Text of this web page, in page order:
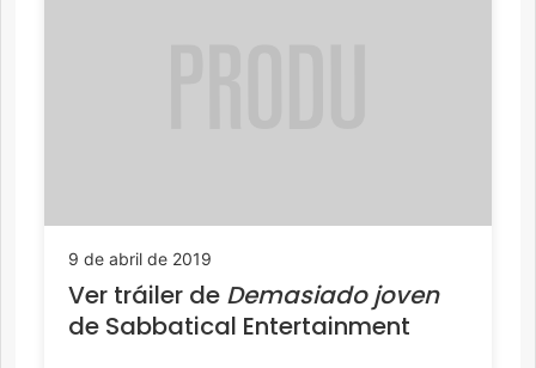
9 de abril de 2019
Ver tráiler de Demasiado joven
de Sabbatical Entertainment